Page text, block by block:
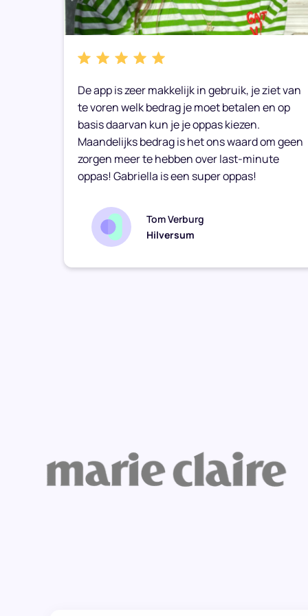
Breda
heb de studie
en volg nu een
Economie. Ik ben
Lees meer
Femke
Breda
De app is zeer makkelijk in gebruik, je ziet van
te voren welk bedrag je moet betalen en op
basis daarvan kun je je oppas kiezen.
Maandelijks bedrag is het ons waard om geen
zorgen meer te hebben over last-minute
oppas! Gabriella is een super oppas!
Tom Verburg
Hilversum